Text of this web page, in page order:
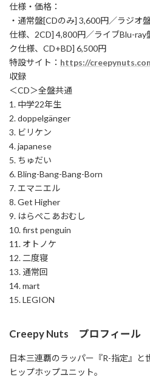
仕様・価格：
・通常盤[CDのみ] 3,600円／ラジオ
仕様、2CD] 4,800円／ライブBlu-
ク仕様、CD+BD] 6,500円
特設サイト： https://
収録
＜CD＞全盤共通
1. 中学22年生
2. doppelgänger
3. ビリケン
4. japanese
5. ちゅだい
6. Bling-Bang-Bang-Born
7. エマニエル
8. Get Higher
9. はらぺこあおむし
10. first penguin
11. オトノケ
12. 二度寝
13. 通常回
14. mart
15. LEGION
Creepy Nuts プロフィール
日本三連覇のラッパー『R-指定』と
ヒップホップユニット。